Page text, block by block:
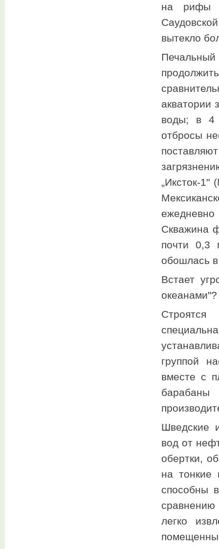
на рифы
вытекло
акватории
воды; в 4
отбросы
„Иксток-1"
Скважина
почти 0,3
обошлась
Встает
океанами"?
группой
вместе с
Шведские
вод от
обертки,
на
способны
легко